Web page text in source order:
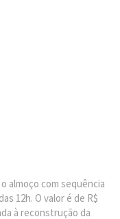
almoço com sequência
12h. O valor é de R$
à reconstrução da